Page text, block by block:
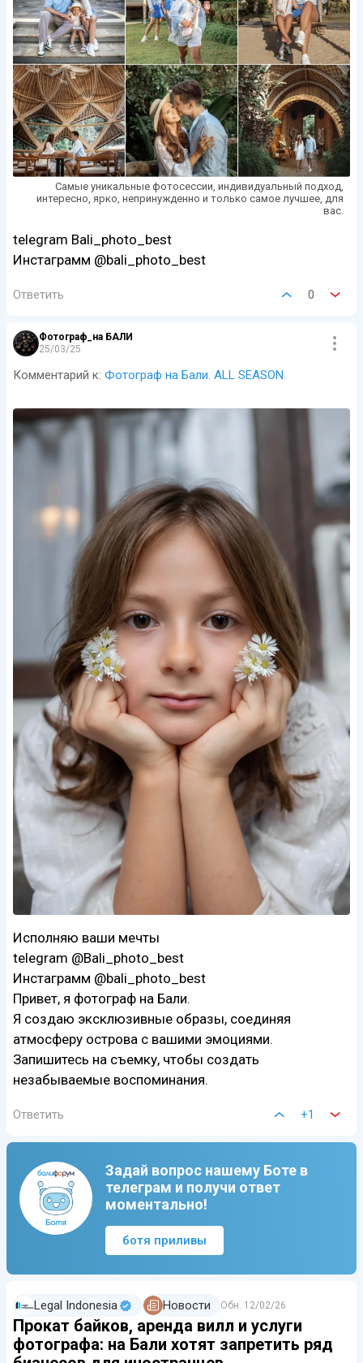
Самые уникальные фотосессии, индивидуальный подход,
интересно, ярко, непринужденно и только самое лучшее, для
вас.
telegram Bali_photo_best
Инстаграмм @bali_photo_best
Ответить 0
Фотограф_на БАЛИ
25/03/25
Комментарий к: Фотограф на Бали. ALL SEASON.
Исполняю ваши мечты
telegram @Bali_photo_best
Инстаграмм @bali_photo_best
Привет, я фотограф на Бали.
Я создаю эксклюзивные образы, соединяя
атмосферу острова с вашими эмоциями.
Запишитесь на съемку, чтобы создать
незабываемые воспоминания.
Ответить +1
Задай вопрос нашему Боте в
телеграм и получи ответ
моментально!
ботя приливы
Legal Indonesia Новости Обн. 12/02/26
Прокат байков, аренда вилл и услуги
фотографа: на Бали хотят запретить ряд